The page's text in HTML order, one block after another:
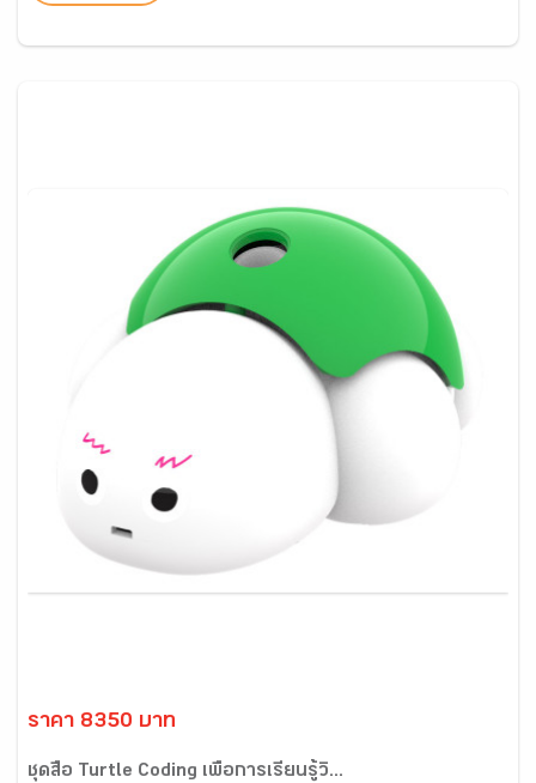
ราคา 8350 บาท
ชุดสื่อ Turtle Coding เพื่อการเรียนรู้วิ...